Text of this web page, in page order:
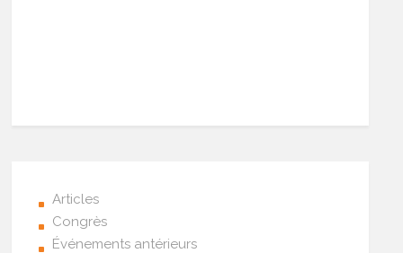
Articles
Congrès
Événements antérieurs